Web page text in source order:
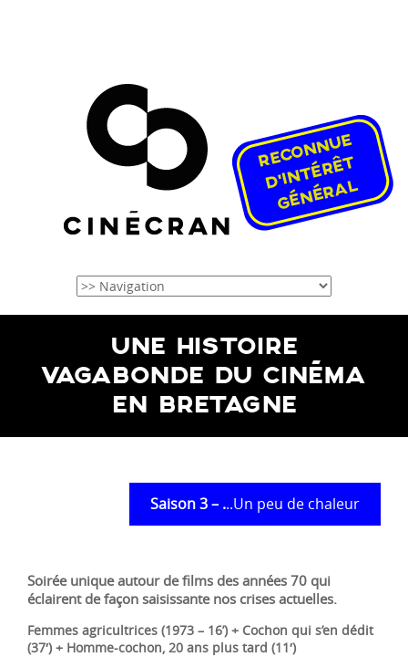
UNE HISTOIRE
VAGABONDE DU CINÉMA
EN BRETAGNE
Saison 3 – ...Un peu de chaleur
Soirée unique autour de films des années 70 qui
éclairent de façon saisissante nos crises actuelles.
Femmes agricultrices (1973 – 16’) + Cochon qui s’en dédit
(37′) + Homme-cochon, 20 ans plus tard (11′)